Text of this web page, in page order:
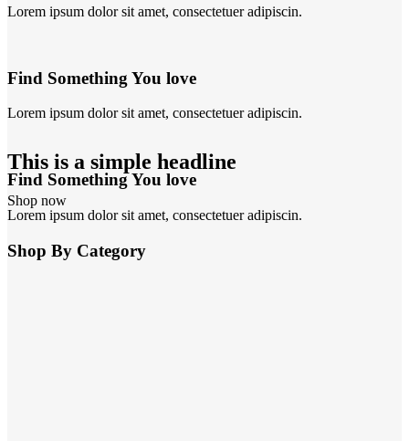
This is a simple headline
Shop now
Lorem ipsum dolor sit amet, consectetuer adipiscin.
Find Something You love
Lorem ipsum dolor sit amet, consectetuer adipiscin.
Find Something You love
Lorem ipsum dolor sit amet, consectetuer adipiscin.
Shop By Category